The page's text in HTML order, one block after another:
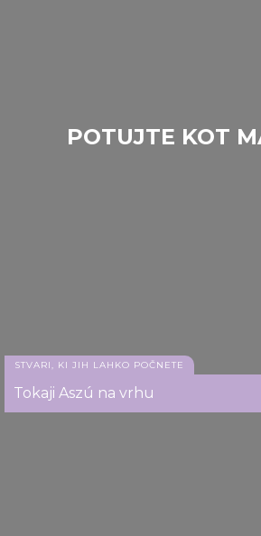
POTUJTE KOT
STVARI, KI JIH LAHKO POČNETE
Tokaji Aszú na vrhu